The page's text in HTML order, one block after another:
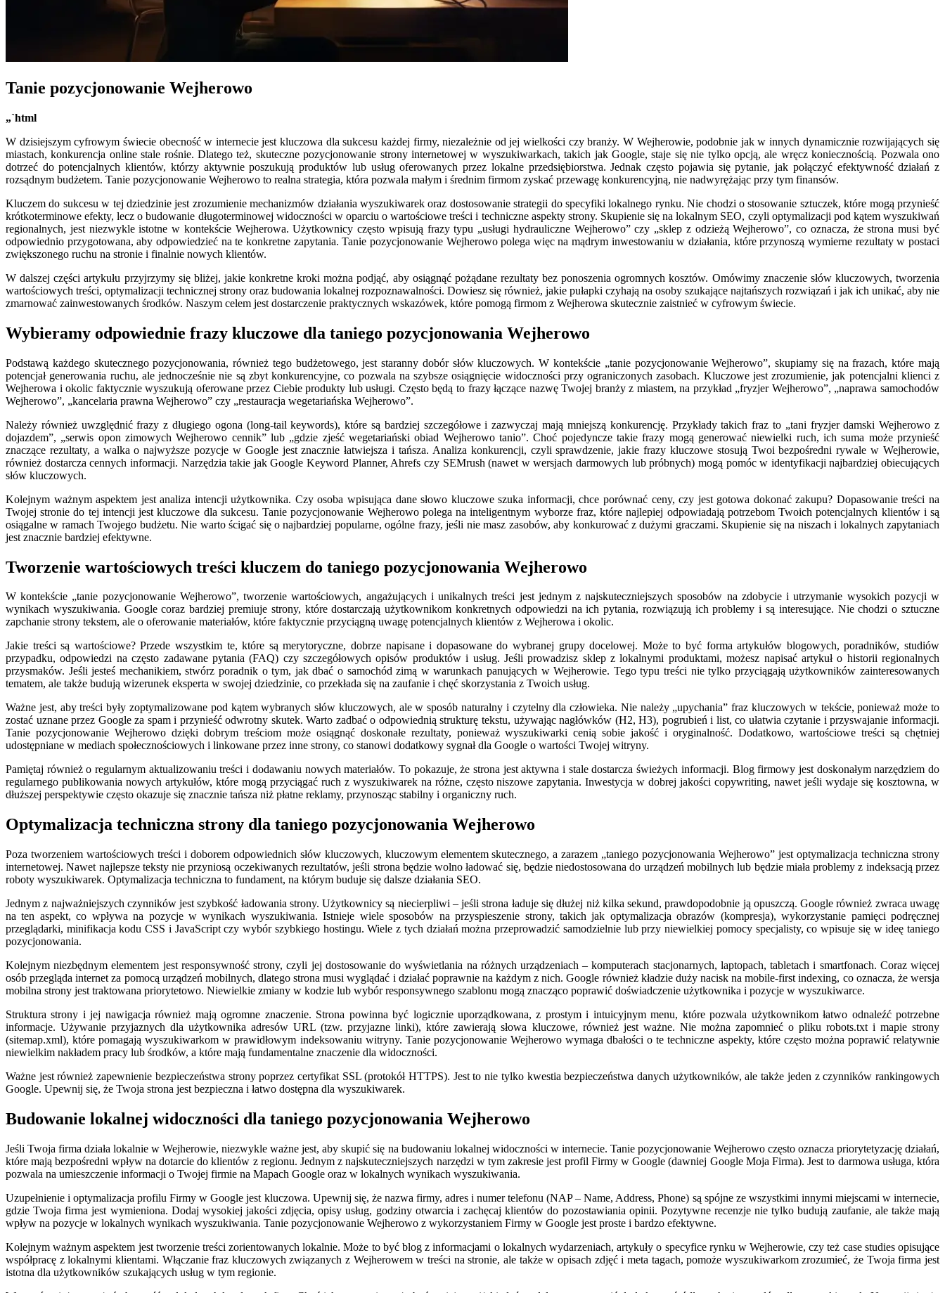
Tanie pozycjonowanie Wejherowo
„`html
W dzisiejszym cyfrowym świecie obecność w internecie jest kluczowa dla sukcesu każdej firmy, niezależnie od jej wielkości czy branży. W Wejherowie, podobnie jak w innych dynamicznie rozwijających się
miastach, konkurencja online stale rośnie. Dlatego też, skuteczne pozycjonowanie strony internetowej w wyszukiwarkach, takich jak Google, staje się nie tylko opcją, ale wręcz koniecznością. Pozwala ono
dotrzeć do potencjalnych klientów, którzy aktywnie poszukują produktów lub usług oferowanych przez lokalne przedsiębiorstwa. Jednak często pojawia się pytanie, jak połączyć efektywność działań z
rozsądnym budżetem. Tanie pozycjonowanie Wejherowo to realna strategia, która pozwala małym i średnim firmom zyskać przewagę konkurencyjną, nie nadwyrężając przy tym finansów.
Kluczem do sukcesu w tej dziedzinie jest zrozumienie mechanizmów działania wyszukiwarek oraz dostosowanie strategii do specyfiki lokalnego rynku. Nie chodzi o stosowanie sztuczek, które mogą przynieść
krótkoterminowe efekty, lecz o budowanie długoterminowej widoczności w oparciu o wartościowe treści i techniczne aspekty strony. Skupienie się na lokalnym SEO, czyli optymalizacji pod kątem wyszukiwań
regionalnych, jest niezwykle istotne w kontekście Wejherowa. Użytkownicy często wpisują frazy typu „usługi hydrauliczne Wejherowo” czy „sklep z odzieżą Wejherowo”, co oznacza, że strona musi być
odpowiednio przygotowana, aby odpowiedzieć na te konkretne zapytania. Tanie pozycjonowanie Wejherowo polega więc na mądrym inwestowaniu w działania, które przynoszą wymierne rezultaty w postaci
zwiększonego ruchu na stronie i finalnie nowych klientów.
W dalszej części artykułu przyjrzymy się bliżej, jakie konkretne kroki można podjąć, aby osiągnąć pożądane rezultaty bez ponoszenia ogromnych kosztów. Omówimy znaczenie słów kluczowych, tworzenia
wartościowych treści, optymalizacji technicznej strony oraz budowania lokalnej rozpoznawalności. Dowiesz się również, jakie pułapki czyhają na osoby szukające najtańszych rozwiązań i jak ich unikać, aby nie
zmarnować zainwestowanych środków. Naszym celem jest dostarczenie praktycznych wskazówek, które pomogą firmom z Wejherowa skutecznie zaistnieć w cyfrowym świecie.
Wybieramy odpowiednie frazy kluczowe dla taniego pozycjonowania Wejherowo
Podstawą każdego skutecznego pozycjonowania, również tego budżetowego, jest staranny dobór słów kluczowych. W kontekście „tanie pozycjonowanie Wejherowo”, skupiamy się na frazach, które mają
potencjał generowania ruchu, ale jednocześnie nie są zbyt konkurencyjne, co pozwala na szybsze osiągnięcie widoczności przy ograniczonych zasobach. Kluczowe jest zrozumienie, jak potencjalni klienci z
Wejherowa i okolic faktycznie wyszukują oferowane przez Ciebie produkty lub usługi. Często będą to frazy łączące nazwę Twojej branży z miastem, na przykład „fryzjer Wejherowo”, „naprawa samochodów
Wejherowo”, „kancelaria prawna Wejherowo” czy „restauracja wegetariańska Wejherowo”.
Należy również uwzględnić frazy z długiego ogona (long-tail keywords), które są bardziej szczegółowe i zazwyczaj mają mniejszą konkurencję. Przykłady takich fraz to „tani fryzjer damski Wejherowo z
dojazdem”, „serwis opon zimowych Wejherowo cennik” lub „gdzie zjeść wegetariański obiad Wejherowo tanio”. Choć pojedyncze takie frazy mogą generować niewielki ruch, ich suma może przynieść
znaczące rezultaty, a walka o najwyższe pozycje w Google jest znacznie łatwiejsza i tańsza. Analiza konkurencji, czyli sprawdzenie, jakie frazy kluczowe stosują Twoi bezpośredni rywale w Wejherowie,
również dostarcza cennych informacji. Narzędzia takie jak Google Keyword Planner, Ahrefs czy SEMrush (nawet w wersjach darmowych lub próbnych) mogą pomóc w identyfikacji najbardziej obiecujących
słów kluczowych.
Kolejnym ważnym aspektem jest analiza intencji użytkownika. Czy osoba wpisująca dane słowo kluczowe szuka informacji, chce porównać ceny, czy jest gotowa dokonać zakupu? Dopasowanie treści na
Twojej stronie do tej intencji jest kluczowe dla sukcesu. Tanie pozycjonowanie Wejherowo polega na inteligentnym wyborze fraz, które najlepiej odpowiadają potrzebom Twoich potencjalnych klientów i są
osiągalne w ramach Twojego budżetu. Nie warto ścigać się o najbardziej popularne, ogólne frazy, jeśli nie masz zasobów, aby konkurować z dużymi graczami. Skupienie się na niszach i lokalnych zapytaniach
jest znacznie bardziej efektywne.
Tworzenie wartościowych treści kluczem do taniego pozycjonowania Wejherowo
W kontekście „tanie pozycjonowanie Wejherowo”, tworzenie wartościowych, angażujących i unikalnych treści jest jednym z najskuteczniejszych sposobów na zdobycie i utrzymanie wysokich pozycji w
wynikach wyszukiwania. Google coraz bardziej premiuje strony, które dostarczają użytkownikom konkretnych odpowiedzi na ich pytania, rozwiązują ich problemy i są interesujące. Nie chodzi o sztuczne
zapchanie strony tekstem, ale o oferowanie materiałów, które faktycznie przyciągną uwagę potencjalnych klientów z Wejherowa i okolic.
Jakie treści są wartościowe? Przede wszystkim te, które są merytoryczne, dobrze napisane i dopasowane do wybranej grupy docelowej. Może to być forma artykułów blogowych, poradników, studiów
przypadku, odpowiedzi na często zadawane pytania (FAQ) czy szczegółowych opisów produktów i usług. Jeśli prowadzisz sklep z lokalnymi produktami, możesz napisać artykuł o historii regionalnych
przysmaków. Jeśli jesteś mechanikiem, stwórz poradnik o tym, jak dbać o samochód zimą w warunkach panujących w Wejherowie. Tego typu treści nie tylko przyciągają użytkowników zainteresowanych
tematem, ale także budują wizerunek eksperta w swojej dziedzinie, co przekłada się na zaufanie i chęć skorzystania z Twoich usług.
Ważne jest, aby treści były zoptymalizowane pod kątem wybranych słów kluczowych, ale w sposób naturalny i czytelny dla człowieka. Nie należy „upychania” fraz kluczowych w tekście, ponieważ może to
zostać uznane przez Google za spam i przynieść odwrotny skutek. Warto zadbać o odpowiednią strukturę tekstu, używając nagłówków (H2, H3), pogrubień i list, co ułatwia czytanie i przyswajanie informacji.
Tanie pozycjonowanie Wejherowo dzięki dobrym treściom może osiągnąć doskonałe rezultaty, ponieważ wyszukiwarki cenią sobie jakość i oryginalność. Dodatkowo, wartościowe treści są chętniej
udostępniane w mediach społecznościowych i linkowane przez inne strony, co stanowi dodatkowy sygnał dla Google o wartości Twojej witryny.
Pamiętaj również o regularnym aktualizowaniu treści i dodawaniu nowych materiałów. To pokazuje, że strona jest aktywna i stale dostarcza świeżych informacji. Blog firmowy jest doskonałym narzędziem do
regularnego publikowania nowych artykułów, które mogą przyciągać ruch z wyszukiwarek na różne, często niszowe zapytania. Inwestycja w dobrej jakości copywriting, nawet jeśli wydaje się kosztowna, w
dłuższej perspektywie często okazuje się znacznie tańsza niż płatne reklamy, przynosząc stabilny i organiczny ruch.
Optymalizacja techniczna strony dla taniego pozycjonowania Wejherowo
Poza tworzeniem wartościowych treści i doborem odpowiednich słów kluczowych, kluczowym elementem skutecznego, a zarazem „taniego pozycjonowania Wejherowo” jest optymalizacja techniczna strony
internetowej. Nawet najlepsze teksty nie przyniosą oczekiwanych rezultatów, jeśli strona będzie wolno ładować się, będzie niedostosowana do urządzeń mobilnych lub będzie miała problemy z indeksacją przez
roboty wyszukiwarek. Optymalizacja techniczna to fundament, na którym buduje się dalsze działania SEO.
Jednym z najważniejszych czynników jest szybkość ładowania strony. Użytkownicy są niecierpliwi – jeśli strona ładuje się dłużej niż kilka sekund, prawdopodobnie ją opuszczą. Google również zwraca uwagę
na ten aspekt, co wpływa na pozycje w wynikach wyszukiwania. Istnieje wiele sposobów na przyspieszenie strony, takich jak optymalizacja obrazów (kompresja), wykorzystanie pamięci podręcznej
przeglądarki, minifikacja kodu CSS i JavaScript czy wybór szybkiego hostingu. Wiele z tych działań można przeprowadzić samodzielnie lub przy niewielkiej pomocy specjalisty, co wpisuje się w ideę taniego
pozycjonowania.
Kolejnym niezbędnym elementem jest responsywność strony, czyli jej dostosowanie do wyświetlania na różnych urządzeniach – komputerach stacjonarnych, laptopach, tabletach i smartfonach. Coraz więcej
osób przegląda internet za pomocą urządzeń mobilnych, dlatego strona musi wyglądać i działać poprawnie na każdym z nich. Google również kładzie duży nacisk na mobile-first indexing, co oznacza, że wersja
mobilna strony jest traktowana priorytetowo. Niewielkie zmiany w kodzie lub wybór responsywnego szablonu mogą znacząco poprawić doświadczenie użytkownika i pozycje w wyszukiwarce.
Struktura strony i jej nawigacja również mają ogromne znaczenie. Strona powinna być logicznie uporządkowana, z prostym i intuicyjnym menu, które pozwala użytkownikom łatwo odnaleźć potrzebne
informacje. Używanie przyjaznych dla użytkownika adresów URL (tzw. przyjazne linki), które zawierają słowa kluczowe, również jest ważne. Nie można zapomnieć o pliku robots.txt i mapie strony
(sitemap.xml), które pomagają wyszukiwarkom w prawidłowym indeksowaniu witryny. Tanie pozycjonowanie Wejherowo wymaga dbałości o te techniczne aspekty, które często można poprawić relatywnie
niewielkim nakładem pracy lub środków, a które mają fundamentalne znaczenie dla widoczności.
Ważne jest również zapewnienie bezpieczeństwa strony poprzez certyfikat SSL (protokół HTTPS). Jest to nie tylko kwestia bezpieczeństwa danych użytkowników, ale także jeden z czynników rankingowych
Google. Upewnij się, że Twoja strona jest bezpieczna i łatwo dostępna dla wyszukiwarek.
Budowanie lokalnej widoczności dla taniego pozycjonowania Wejherowo
Jeśli Twoja firma działa lokalnie w Wejherowie, niezwykle ważne jest, aby skupić się na budowaniu lokalnej widoczności w internecie. Tanie pozycjonowanie Wejherowo często oznacza priorytetyzację działań,
które mają bezpośredni wpływ na dotarcie do klientów z regionu. Jednym z najskuteczniejszych narzędzi w tym zakresie jest profil Firmy w Google (dawniej Google Moja Firma). Jest to darmowa usługa, która
pozwala na umieszczenie informacji o Twojej firmie na Mapach Google oraz w lokalnych wynikach wyszukiwania.
Uzupełnienie i optymalizacja profilu Firmy w Google jest kluczowa. Upewnij się, że nazwa firmy, adres i numer telefonu (NAP – Name, Address, Phone) są spójne ze wszystkimi innymi miejscami w internecie,
gdzie Twoja firma jest wymieniona. Dodaj wysokiej jakości zdjęcia, opisy usług, godziny otwarcia i zachęcaj klientów do pozostawiania opinii. Pozytywne recenzje nie tylko budują zaufanie, ale także mają
wpływ na pozycje w lokalnych wynikach wyszukiwania. Tanie pozycjonowanie Wejherowo z wykorzystaniem Firmy w Google jest proste i bardzo efektywne.
Kolejnym ważnym aspektem jest tworzenie treści zorientowanych lokalnie. Może to być blog z informacjami o lokalnych wydarzeniach, artykuły o specyfice rynku w Wejherowie, czy też case studies opisujące
współpracę z lokalnymi klientami. Włączanie fraz kluczowych związanych z Wejherowem w treści na stronie, ale także w opisach zdjęć i meta tagach, pomoże wyszukiwarkom zrozumieć, że Twoja firma jest
istotna dla użytkowników szukających usług w tym regionie.